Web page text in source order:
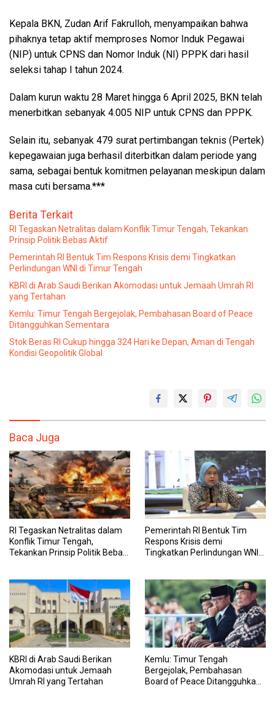
Kepala BKN, Zudan Arif Fakrulloh, menyampaikan bahwa
pihaknya tetap aktif memproses Nomor Induk Pegawai
(NIP) untuk CPNS dan Nomor Induk (NI) PPPK dari hasil
seleksi tahap I tahun 2024.
Dalam kurun waktu 28 Maret hingga 6 April 2025, BKN telah
menerbitkan sebanyak 4.005 NIP untuk CPNS dan PPPK.
Selain itu, sebanyak 479 surat pertimbangan teknis (Pertek)
kepegawaian juga berhasil diterbitkan dalam periode yang
sama, sebagai bentuk komitmen pelayanan meskipun dalam
masa cuti bersama.***
Berita Terkait
RI Tegaskan Netralitas dalam Konflik Timur Tengah, Tekankan
Prinsip Politik Bebas Aktif
Pemerintah RI Bentuk Tim Respons Krisis demi Tingkatkan
Perlindungan WNI di Timur Tengah
KBRI di Arab Saudi Berikan Akomodasi untuk Jemaah Umrah RI
yang Tertahan
Kemlu: Timur Tengah Bergejolak, Pembahasan Board of Peace
Ditangguhkan Sementara
Stok Beras RI Cukup hingga 324 Hari ke Depan, Aman di Tengah
Kondisi Geopolitik Global
Baca Juga
RI Tegaskan Netralitas dalam
Konflik Timur Tengah,
Tekankan Prinsip Politik Bebas
Pemerintah RI Bentuk Tim
Respons Krisis demi
Tingkatkan Perlindungan WNI
KBRI di Arab Saudi Berikan
Akomodasi untuk Jemaah
Umrah RI yang Tertahan
Kemlu: Timur Tengah
Bergejolak, Pembahasan
Board of Peace Ditangguhkan